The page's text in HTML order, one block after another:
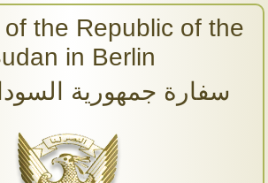
the Republic of the
in Berlin
سفارة جمهورية